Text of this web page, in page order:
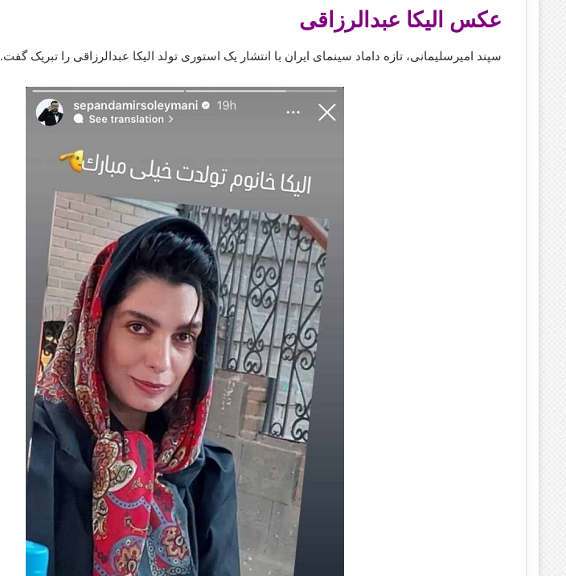
عکس الیکا عبدالرزاقی
سپند امیرسلیمانی، تازه داماد سینمای ایران با انتشار یک استوری تولد الیکا عبدالرزاقی را تبریک گفت.